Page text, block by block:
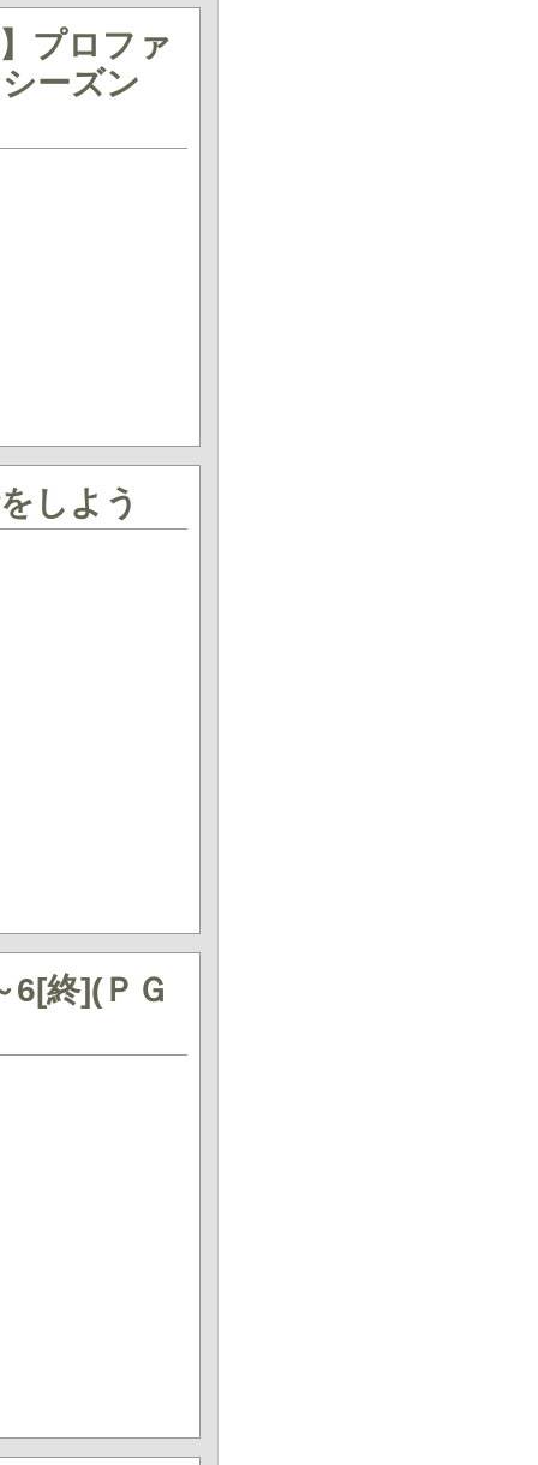
プロファ
ーズン
しよう
6[終](ＰＧ